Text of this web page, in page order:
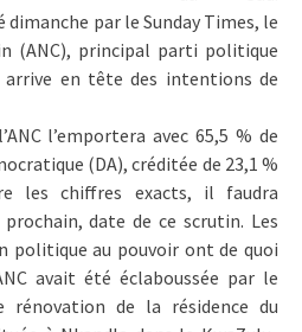
dimanche par le Sunday Times, le
(ANC), principal parti politique
en tête des intentions de
l’emportera avec 65,5 % de
(DA), créditée de 23,1 %
les chiffres exacts, il faudra
date de ce scrutin. Les
politique au pouvoir ont de quoi
avait été éclaboussée par le
rénovation de la résidence du